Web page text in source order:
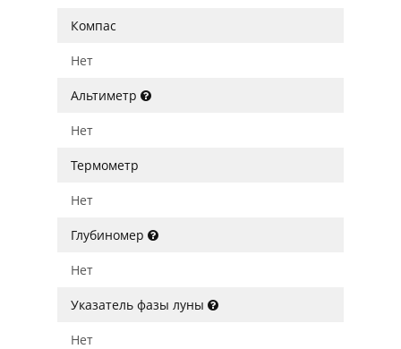
Компас
Нет
Альтиметр
Нет
Термометр
Нет
Глубиномер
Нет
Указатель фазы луны
Нет